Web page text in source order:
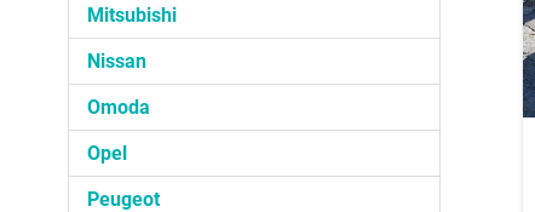
Mitsubishi
Nissan
Omoda
Opel
Peugeot